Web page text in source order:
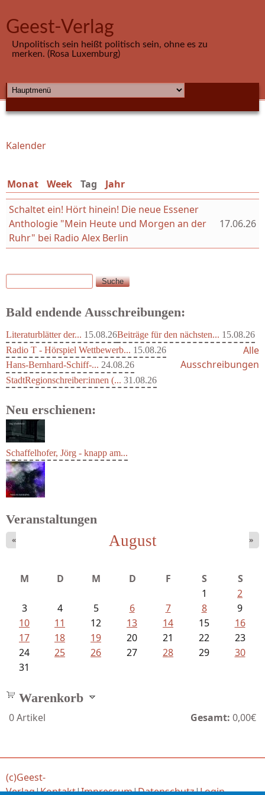
Geest-Verlag
Unpolitisch sein heißt politisch sein, ohne es zu
merken. (Rosa Luxemburg)
HAUPTMENÜ
Sie sind hier
Kalender
Monat Week Tag (aktiver Reiter)
Jahr
Schaltet ein! Hört hinein! Die neue Essener
Anthologie "Mein Heute und Morgen an der
Ruhr" bei Radio Alex Berlin
17.06.26
Suchformular
Suche
Bald endende Ausschreibungen:
Literaturblätter der... 15.08.26Beiträge für den nächsten... 15.08.26
Radio T - Hörspiel Wettbewerb... 15.08.26
Hans-Bernhard-Schiff-... 24.08.26
StadtRegionschreiber:innen (... 31.08.26
Alle
Ausschreibungen
Neu erschienen:
Mayer König, Wolfgang - Dichtungen...
Schaffelhofer, Jörg - knapp am...
Veranstaltungen
August
« »
M D M D F S
S
1
2
3
4 5 6 7 8
9
10
11 12 13 14 15
16
17
18 19 20 21 22
23
24
25 26 27 28 29
30
31
Warenkorb
0Artikel Gesamt: 0,00€
(c)Geest-
Verlag|Kontakt|Impressum|Datenschutz|Login